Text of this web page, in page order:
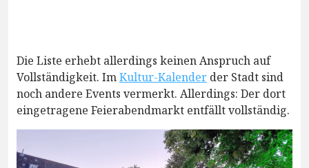
Die Liste erhebt allerdings keinen Anspruch auf
Vollständigkeit. ImKultur-Kalender der Stadt sind
noch andere Events vermerkt. Allerdings: Der dort
eingetragene Feierabendmarkt entfällt vollständig.